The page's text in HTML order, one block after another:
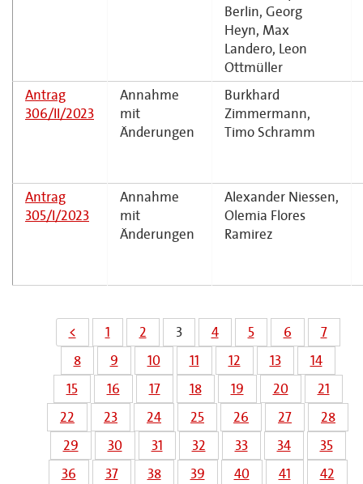
Berlin, Georg
Heyn, Max
Landero, Leon
Ottmüller
Antrag
306/II/2023
Annahme
mit
Änderungen
Burkhard
Zimmermann,
Timo Schramm
Antrag
305/I/2023
Annahme
mit
Änderungen
Alexander Niessen,
Olemia Flores
Ramirez
< 1 2 3 4 5 6
7
8
9 10 11 12 13
14
15
16 17 18 19 20
21
22
23 24 25 26 27
28
29
30 31 32 33 34
35
36
37 38 39 40 41
42